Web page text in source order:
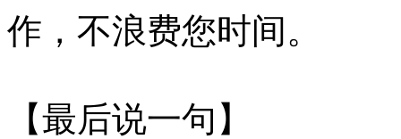
作，不浪费您时间。
【最后说一句】